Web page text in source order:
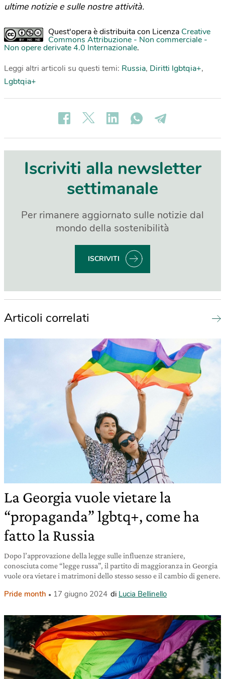
ultime notizie e sulle nostre attività.
Quest'opera è distribuita con Licenza Creative
Commons Attribuzione - Non commerciale -
Non opere derivate 4.0 Internazionale.
Leggi altri articoli su questi temi: Russia, Diritti lgbtqia+,
Lgbtqia+
Iscriviti alla newsletter
settimanale
Per rimanere aggiornato sulle notizie dal
mondo della sostenibilità
ISCRIVITI
Articoli correlati
La Georgia vuole vietare la
“propaganda” lgbtq+, come ha
fatto la Russia
Dopo l’approvazione della legge sulle influenze straniere,
conosciuta come “legge russa”, il partito di maggioranza in Georgia
vuole ora vietare i matrimoni dello stesso sesso e il cambio di genere.
Pride month 17 giugno 2024 di Lucia Bellinello